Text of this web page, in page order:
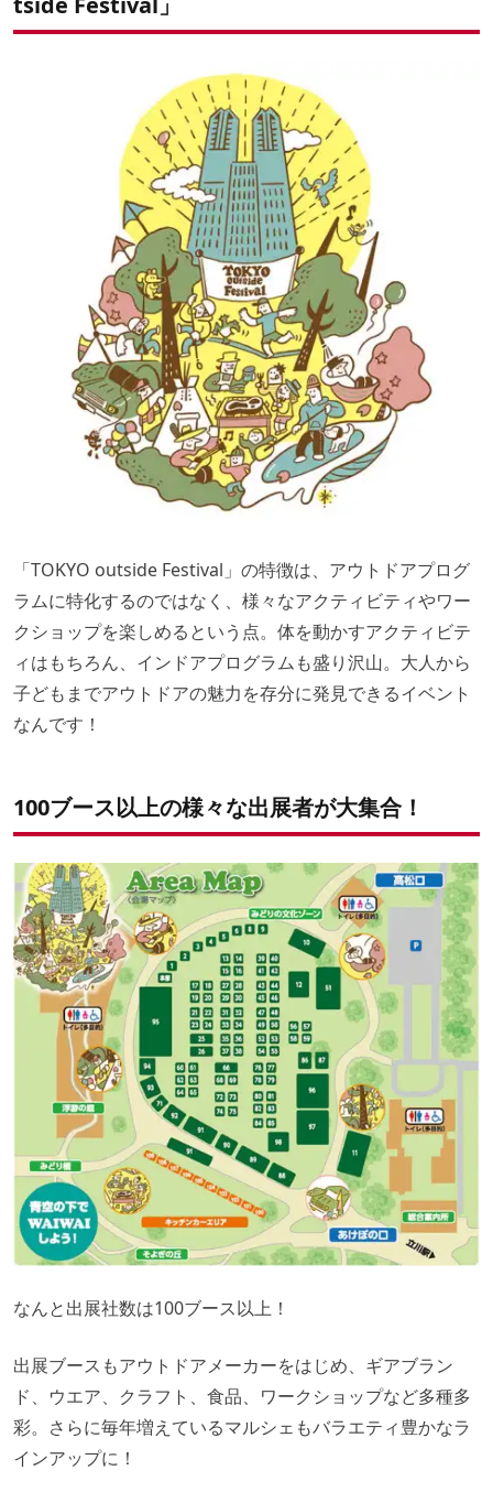
「TOKYO outside Festival」の特徴は、アウトドアプログ
ラムに特化するのではなく、様々なアクティビティやワー
クショップを楽しめるという点。体を動かすアクティビテ
ィはもちろん、インドアプログラムも盛り沢山。大人から
子どもまでアウトドアの魅力を存分に発見できるイベント
なんです！
100ブース以上の様々な出展者が大集合！
なんと出展社数は100ブース以上！
出展ブースもアウトドアメーカーをはじめ、ギアブラン
ド、ウエア、クラフト、食品、ワークショップなど多種多
彩。さらに毎年増えているマルシェもバラエティ豊かなラ
インアップに！